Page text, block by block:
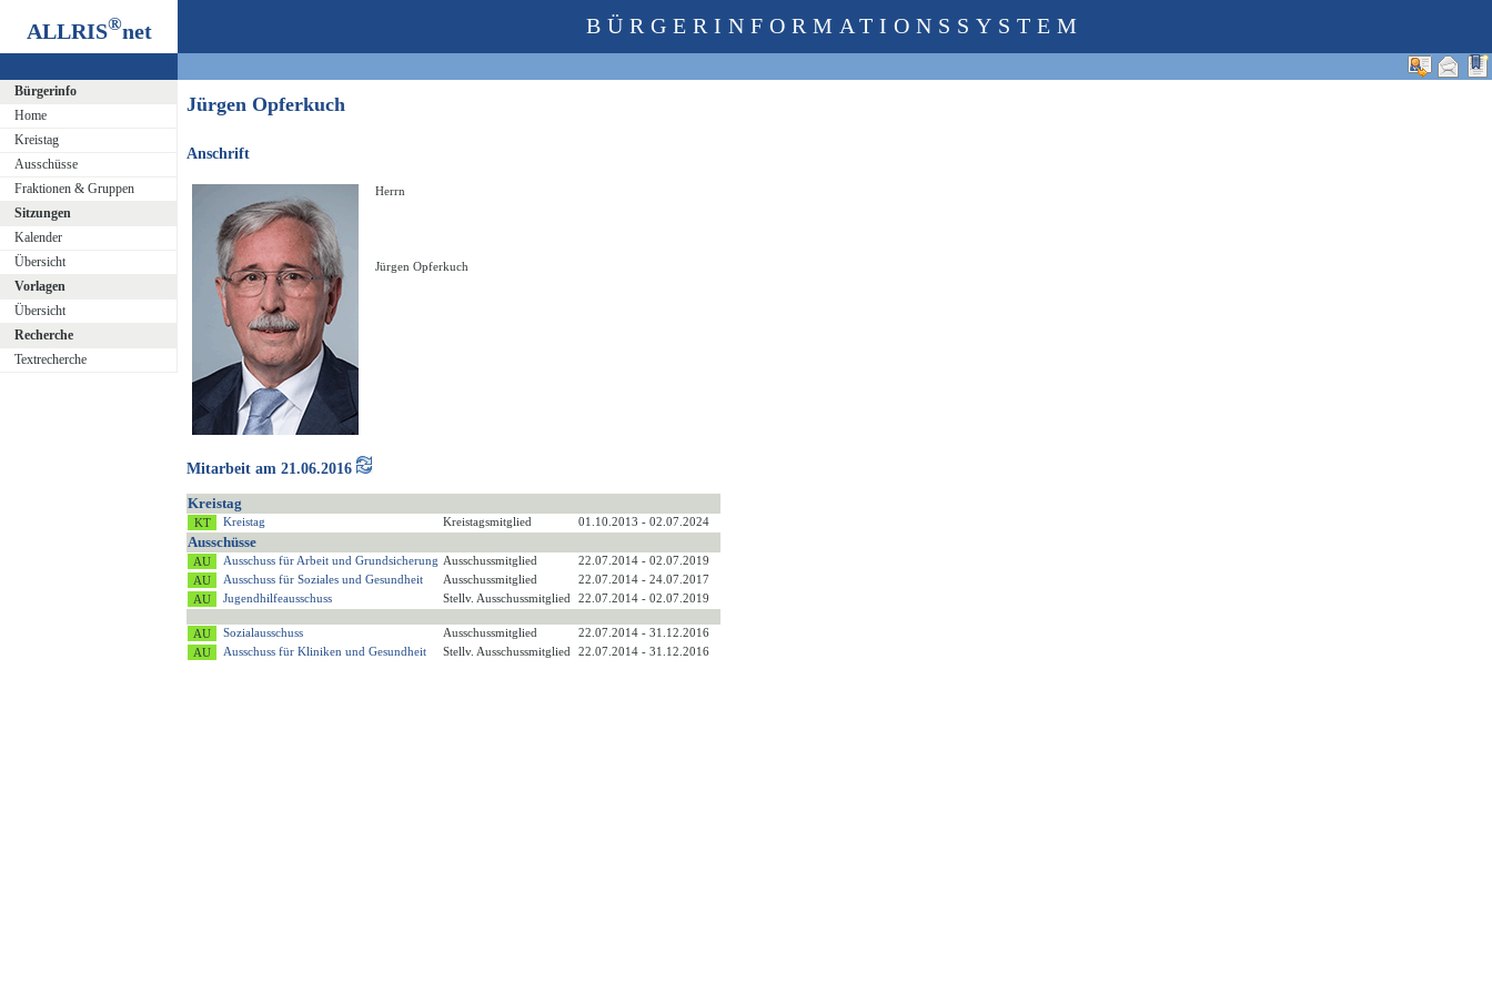
ALLRIS®net
Bürgerinfo
Home
Kreistag
Ausschüsse
Fraktionen & Gruppen
Sitzungen
Kalender
Übersicht
Vorlagen
Übersicht
Recherche
Textrecherche
BÜRGERINFORMATIONSSYSTEM
Jürgen Opferkuch
Anschrift
Herrn
Jürgen Opferkuch
Mitarbeit am 21.06.2016
Kreistag
Kreistag Kreistagsmitglied 01.10.2013 - 02.07.2024
Ausschüsse
Ausschuss für Arbeit und Grundsicherung Ausschussmitglied
22.07.2014 - 02.07.2019
Ausschuss für Soziales und Gesundheit
Ausschussmitglied
22.07.2014 - 24.07.2017
Jugendhilfeausschuss
Stellv. Ausschussmitglied 22.07.2014 - 02.07.2019
Sozialausschuss Ausschussmitglied
22.07.2014 - 31.12.2016
Ausschuss für Kliniken und Gesundheit
Stellv. Ausschussmitglied 22.07.2014 - 31.12.2016